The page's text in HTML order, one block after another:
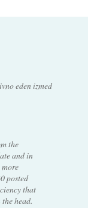
eden izmed
the
and in
posted
that
head.